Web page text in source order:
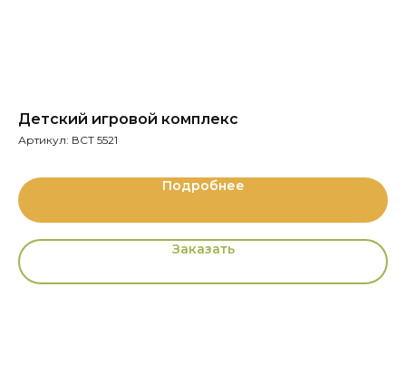
Детский игровой комплекс
Артикул: ВСТ 5521
Подробнее
Заказать